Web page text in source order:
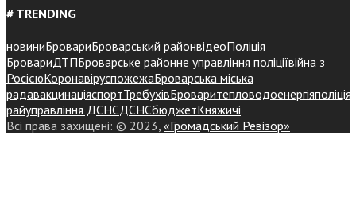
# TRENDING
новиниБровариБроварський районвідеоПоліція
БровариДТПБроварське районне управління поліціївійна з
РосієюКоронавіруспожежаБроварська міська
радавакцинаціяспортТребухівБроваритепловодоенергіяполіція
райуправління ДСНСДСНСбюджетКняжичі
Всі права захищені: © 2023, «Громадський Ревізор»